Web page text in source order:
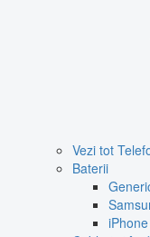
Vezi tot
Baterii
iPhone